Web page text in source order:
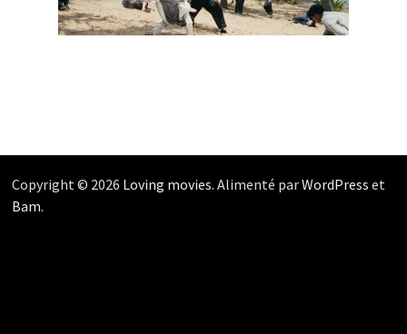
Copyright © 2026 Loving movies. Alimenté parWordPress et
Bam.